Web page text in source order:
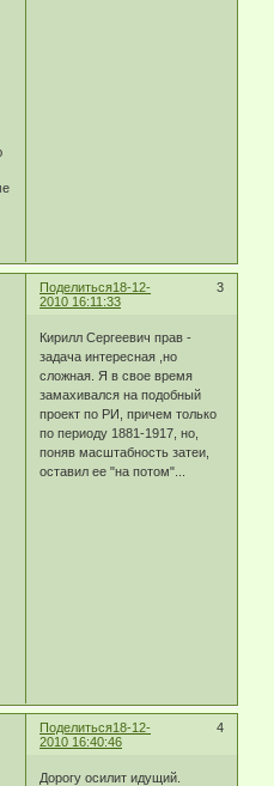
Поделиться 3
18-12-
2010 16:11:33
Кирилл Сергеевич прав -
задача интересная ,но
сложная. Я в свое время
замахивался на подобный
проект по РИ, причем только
по периоду 1881-1917, но,
поняв масштабность затеи,
оставил ее "на потом"...
Поделиться 4
18-12-
2010 16:40:46
Дорогу осилит идущий.